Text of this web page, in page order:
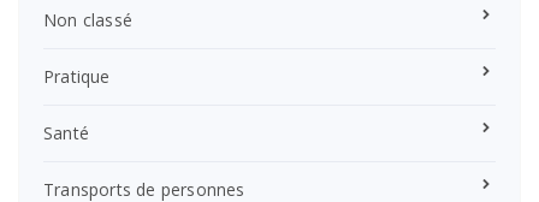
Non classé
Pratique
Santé
Transports de personnes